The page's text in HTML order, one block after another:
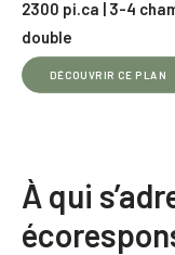
2300 pi.ca | 3-4
double
DÉCOUVRIR CE PLAN
À qui